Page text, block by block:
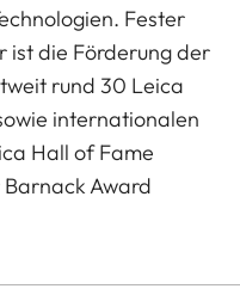
Fester
ist die Förderung der
rund 30 Leica
internationalen
Hall of Fame
Award